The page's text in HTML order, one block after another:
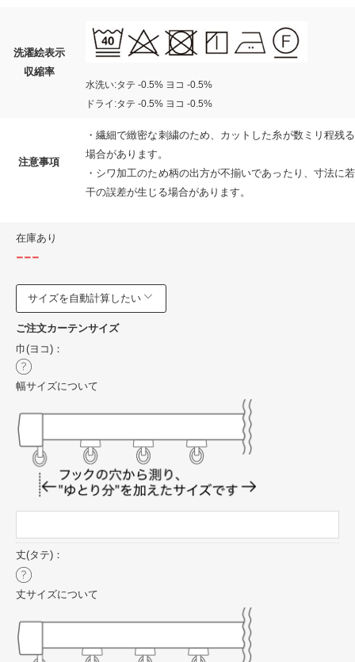
洗濯絵表示
収縮率
水洗い:タテ -0.5% ヨコ -0.5%
ドライ:タテ -0.5% ヨコ -0.5%
注意事項
・繊細で緻密な刺繍のため、カットした糸が数ミリ程残る
場合があります。
・シワ加工のため柄の出方が不揃いであったり、寸法に若
干の誤差が生じる場合があります。
在庫あり
---
サイズを自動計算したい
ご注文カーテンサイズ
巾(ヨコ)：
幅サイズについて
丈(タテ)：
丈サイズについて